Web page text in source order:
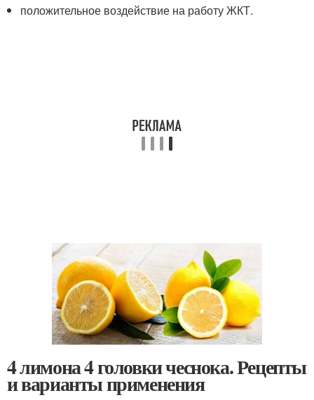
положительное воздействие на работу ЖКТ.
4 лимона 4 головки чеснока. Рецепты
и варианты применения